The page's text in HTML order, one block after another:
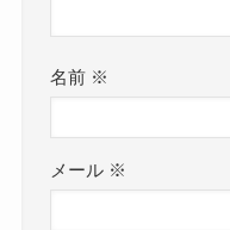
名前 ※
メール ※